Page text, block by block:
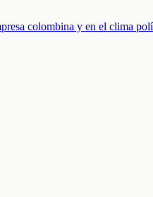
colombina y en el clima